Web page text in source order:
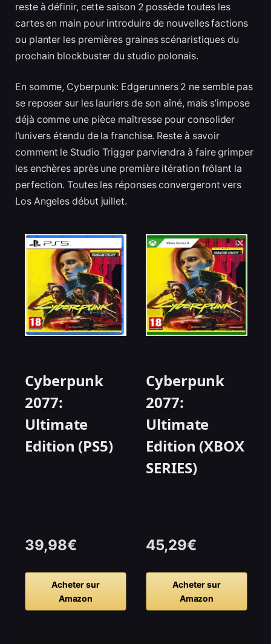
reste à définir, cette saison 2 possède toutes les
cartes en main pour introduire de nouvelles factions
ou planter les premières graines scénaristiques du
prochain blockbuster du studio polonais.
En somme, Cyberpunk: Edgerunners 2 ne semble pas
se reposer sur les lauriers de son aîné, mais s’impose
déjà comme une pièce maîtresse pour consolider
l’univers étendu de la franchise. Reste à savoir
comment le Studio Trigger parviendra à faire grimper
les enchères après une première itération frôlant la
perfection. Toutes les réponses convergeront vers
Los Angeles début juillet.
Cyberpunk
2077:
Ultimate
Edition (PS5)
39,98€
Acheter sur
Amazon
Cyberpunk
2077:
Ultimate
Edition (XBOX
SERIES)
45,29€
Acheter sur
Amazon